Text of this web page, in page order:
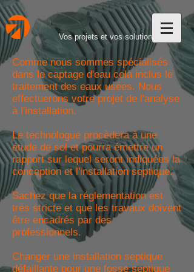
Vos projets et vos solutions
Comme nous sommes spécialisés
dans le captage d'eau cela inclus le
traitement des eaux usées. Nous
effectuerons votre projet de l'analyse
à l'installation.​
Le technologue procèdera à une
étude de sol et pourra émettre un
rapport sur lequel seront indiquées la
conception et l'installation septique.
Sachez que la réglementation est
très stricte et que les travaux doivent
être encadrés par des
professionnels.
Changer une installation septique
défaillante pour une fosse septique